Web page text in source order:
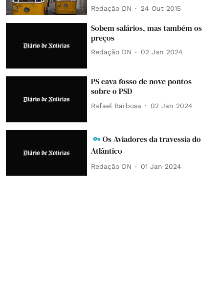
Redação DN 24 Out 2015
Sobem salários, mas também os
preços
Redação DN 02 Jan 2024
PS cava fosso de nove pontos
sobre o PSD
Rafael Barbosa 02 Jan 2024
Os Aviadores da travessia do
Atlântico
Redação DN 01 Jan 2024